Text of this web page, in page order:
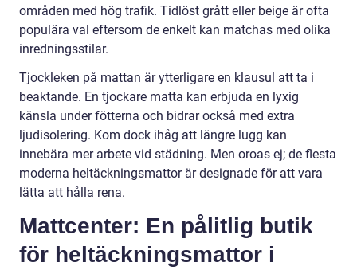
områden med hög trafik. Tidlöst grått eller beige är ofta
populära val eftersom de enkelt kan matchas med olika
inredningsstilar.
Tjockleken på mattan är ytterligare en klausul att ta i
beaktande. En tjockare matta kan erbjuda en lyxig
känsla under fötterna och bidrar också med extra
ljudisolering. Kom dock ihåg att längre lugg kan
innebära mer arbete vid städning. Men oroas ej; de flesta
moderna heltäckningsmattor är designade för att vara
lätta att hålla rena.
Mattcenter: En pålitlig butik
för heltäckningsmattor i